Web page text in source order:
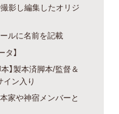
撮影し編集したオリジ
ルに名前を記載
タ】
本】製本済脚本/監督＆
ン入り
本家や神宿メンバーと